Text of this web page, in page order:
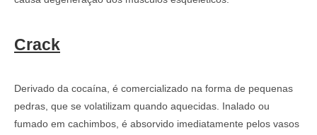
Crack
Derivado da cocaína, é comercializado na forma de pequenas
pedras, que se volatilizam quando aquecidas. Inalado ou
fumado em cachimbos, é absorvido imediatamente pelos vasos